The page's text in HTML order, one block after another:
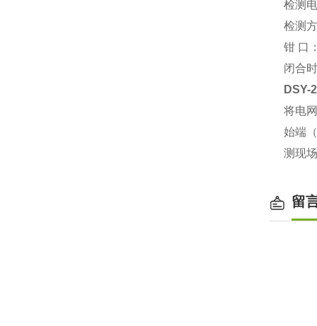
检测
检测
钳 口
闭合
DSY-
将电
始端
测现
留